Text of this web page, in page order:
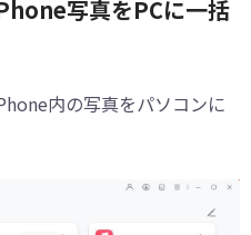
写真をPCに一括
内の写真をパソコンに